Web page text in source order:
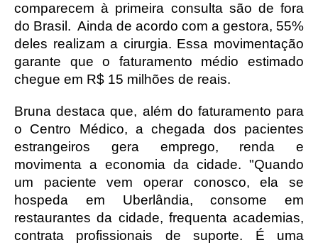
comparecem à primeira consulta são de fora
do Brasil.  Ainda de acordo com a gestora, 55%
deles realizam a cirurgia. Essa movimentação
garante que o faturamento médio estimado
chegue em R$ 15 milhões de reais.
Bruna destaca que, além do faturamento para
o Centro Médico, a chegada dos pacientes
estrangeiros gera emprego, renda e
movimenta a economia da cidade. "Quando
um paciente vem operar conosco, ela se
hospeda em Uberlândia, consome em
restaurantes da cidade, frequenta academias,
contrata profissionais de suporte. É uma